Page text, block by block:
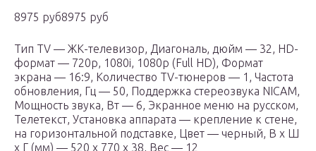
8975 руб8975 руб
Тип TV — ЖК-телевизор, Диагональ, дюйм — 32, HD-
формат — 720p, 1080i, 1080p (Full HD), Формат
экрана — 16:9, Количество TV-тюнеров — 1, Частота
обновления, Гц — 50, Поддержка стереозвука NICAM,
Мощность звука, Вт — 6, Экранное меню на русском,
Телетекст, Установка аппарата — крепление к стене,
на горизонтальной подставке, Цвет — черный, В x Ш
x Г (мм) — 520 x 770 x 38, Вес — 12